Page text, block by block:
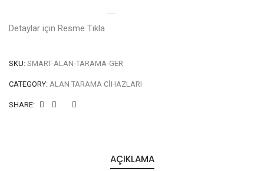
Detaylar için Resme Tıkla
SKU: SMART-ALAN-TARAMA-GER
CATEGORY: ALAN TARAMA CIHAZLARI
SHARE:
AÇIKLAMA